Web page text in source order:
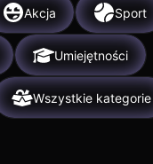
Akcja Sport
Umiejętności
Wszystkie kategorie